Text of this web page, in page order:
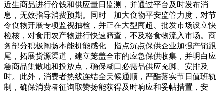
近生商品进行价钱和供应量日监测，并通过平台及时发布消
息，无效指导消费预期。同时，加大食物平安监管力度，对节
令食物开展专项监视抽检，并正在大型商超、批发市场设立快
检核，对食用农产物进行快速筛查，不及格食物流入市场。商
务部分积极阐扬本能机能感化，指点沉点保供企业加强产销跟
尾，拓展货源渠道，建立笼盖全市的应急保供收集，并明白应
急商品集散地和投放点，确保糊口必需品供应充脚、安排及
时。此外，消费者热线连结全天候通顺，严酷落实节日值班轨
制，确保消费者征询取赞扬能获得及时响应和妥帖措置，安